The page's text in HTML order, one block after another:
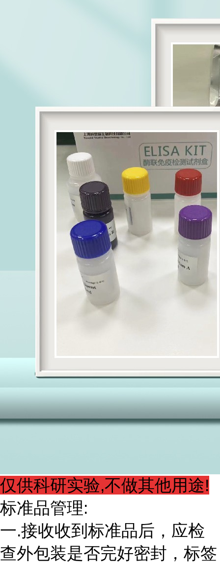
仅供科研实验,不做其他用途!
标准品管理:
一.接收收到标准品后，应检
查外包装是否完好密封，标签